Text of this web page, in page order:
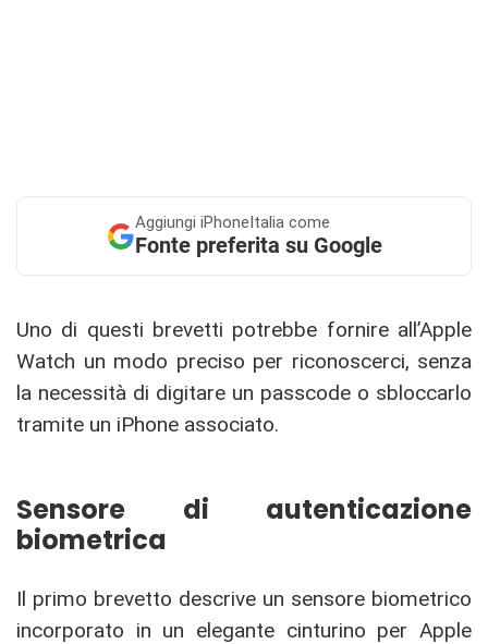
Aggiungi iPhoneItalia come
Fonte preferita su Google
Uno di questi brevetti potrebbe fornire all’Apple
Watch un modo preciso per riconoscerci, senza
la necessità di digitare un passcode o sbloccarlo
tramite un iPhone associato.
Sensore di autenticazione
biometrica
Il primo brevetto descrive un sensore biometrico
incorporato in un elegante cinturino per Apple